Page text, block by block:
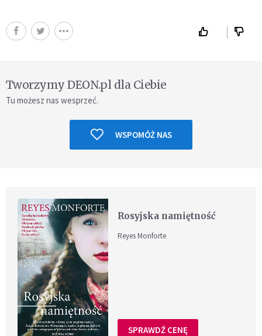
Tworzymy DEON.pl dla Ciebie
Tu możesz nas wesprzeć.
WSPOMÓŻ NAS
Rosyjska namiętność
Reyes Monforte
SPRAWDŹ CENĘ